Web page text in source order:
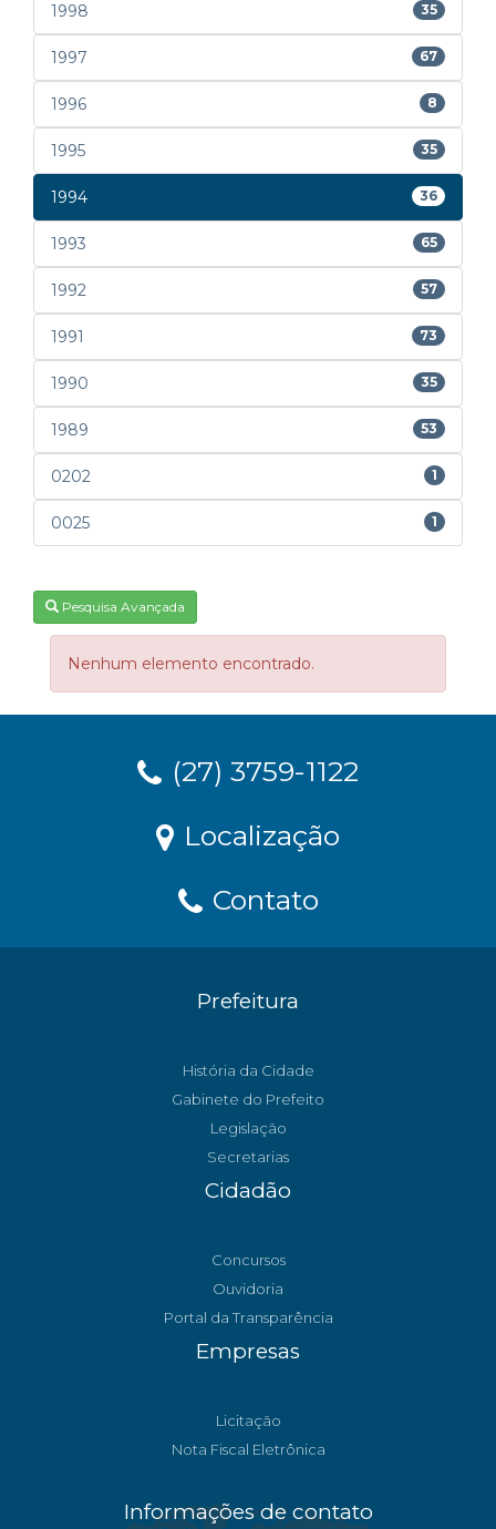
1998 35
1997 67
1996 8
1995 35
1994 36
1993 65
1992 57
1991 73
1990 35
1989 53
0202 1
0025 1
Pesquisa Avançada
Nenhum elemento encontrado.
(27) 3759-1122
Localização
Contato
Prefeitura
História da Cidade
Gabinete do Prefeito
Legislação
Secretarias
Cidadão
Concursos
Ouvidoria
Portal da Transparência
Empresas
Licitação
Nota Fiscal Eletrônica
Informações de contato